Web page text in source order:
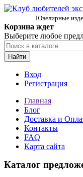
Ювелирные
Корзина ждет
Выберите любое
Найти
Вход
Регистрация
Главная
Блог
Доставка и
Контакты
FAQ
Карта сайта
Каталог